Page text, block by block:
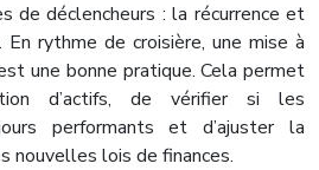
de déclencheurs : la récurrence et
rythme de croisière, une mise à
une bonne pratique. Cela permet
d’actifs, de vérifier si les
performants et d’ajuster la
nouvelles lois de finances.